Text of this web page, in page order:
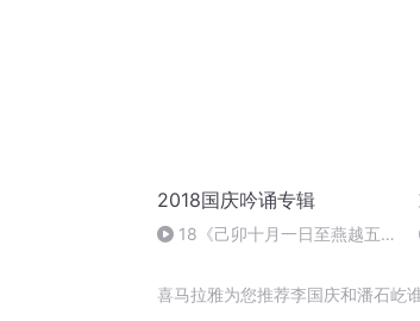
2018国庆吟诵专辑
18《己卯十月一日至燕越五
文天祥 自由吟诵
喜马拉雅为您推荐李国庆和潘石屹